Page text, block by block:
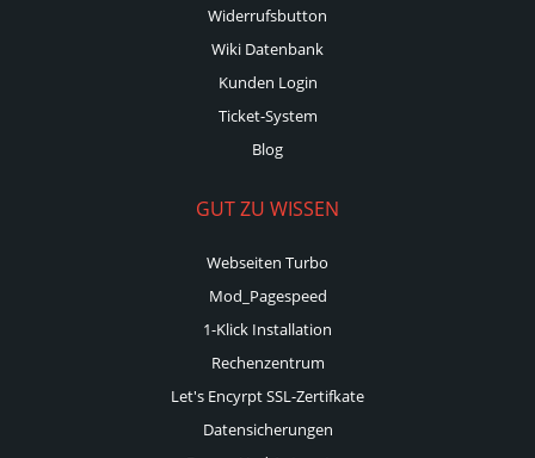
Widerrufsbutton
Wiki Datenbank
Kunden Login
Ticket-System
Blog
GUT ZU WISSEN
Webseiten Turbo
Mod_Pagespeed
1-Klick Installation
Rechenzentrum
Let's Encyrpt SSL-Zertifkate
Datensicherungen